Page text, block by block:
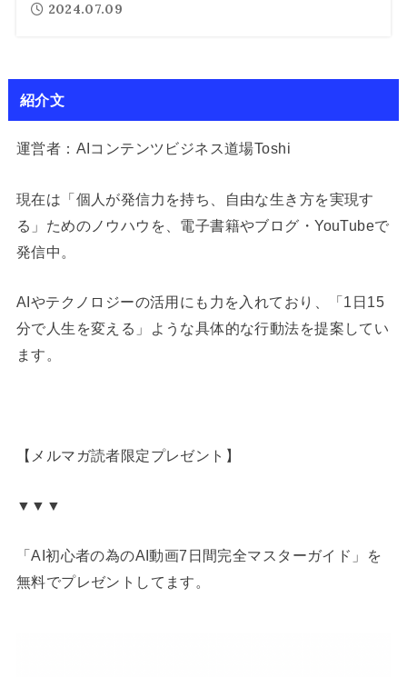
2024.07.09
紹介文
運営者：AIコンテンツビジネス道場Toshi
現在は「個人が発信力を持ち、自由な生き方を実現す
る」ためのノウハウを、電子書籍やブログ・YouTubeで
発信中。
AIやテクノロジーの活用にも力を入れており、「1日15
分で人生を変える」ような具体的な行動法を提案してい
ます。
【メルマガ読者限定プレゼント】
▼▼▼
「AI初心者の為のAI動画7日間完全マスターガイド」を
無料でプレゼントしてます。